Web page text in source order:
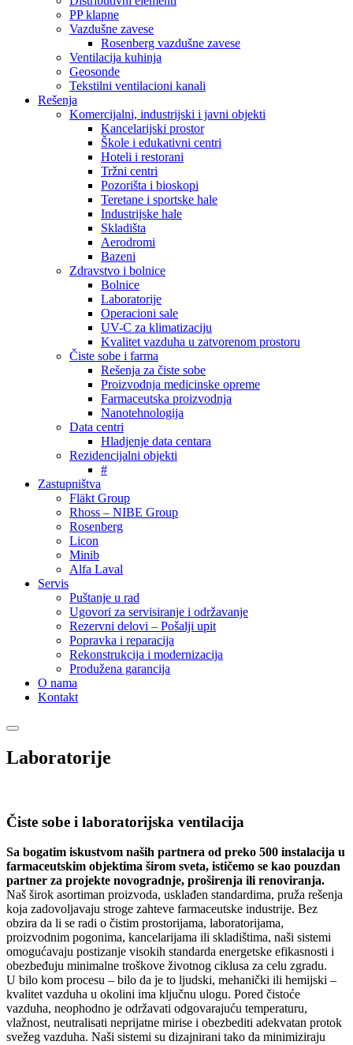
PP klapne
Vazdušne zavese
Rosenberg vazdušne zavese
Ventilacija kuhinja
Geosonde
Tekstilni ventilacioni kanali
Rešenja
Komercijalni, industrijski i javni objekti
Kancelarijski prostor
Škole i edukativni centri
Hoteli i restorani
Tržni centri
Pozorišta i bioskopi
Teretane i sportske hale
Industrijske hale
Skladišta
Aerodromi
Bazeni
Zdravstvo i bolnice
Bolnice
Laboratorije
Operacioni sale
UV-C za klimatizaciju
Kvalitet vazduha u zatvorenom prostoru
Čiste sobe i farma
Rešenja za čiste sobe
Proizvodnja medicinske opreme
Farmaceutska proizvodnja
Nanotehnologija
Data centri
Hladjenje data centara
Rezidencijalni objekti
#
Zastupništva
Fläkt Group
Rhoss – NIBE Group
Rosenberg
Licon
Minib
Alfa Laval
Servis
Puštanje u rad
Ugovori za servisiranje i održavanje
Rezervni delovi – Pošalji upit
Popravka i reparacija
Rekonstrukcija i modernizacija
Produžena garancija
O nama
Kontakt
Laboratorije
Čiste sobe i laboratorijska ventilacija
Sa bogatim iskustvom naših partnera od preko 500 instalacija u
farmaceutskim objektima širom sveta, ističemo se kao pouzdan
partner za projekte novogradnje, proširenja ili renoviranja.
Naš širok asortiman proizvoda, usklađen standardima, pruža rešenja
koja zadovoljavaju stroge zahteve farmaceutske industrije. Bez
obzira da li se radi o čistim prostorijama, laboratorijama,
proizvodnim pogonima, kancelarijama ili skladištima, naši sistemi
omogućavaju postizanje visokih standarda energetske efikasnosti i
obezbeđuju minimalne troškove životnog ciklusa za celu zgradu.
U bilo kom procesu – bilo da je to ljudski, mehanički ili hemijski –
kvalitet vazduha u okolini ima ključnu ulogu. Pored čistoće
vazduha, neophodno je održavati odgovarajuću temperaturu,
vlažnost, neutralisati neprijatne mirise i obezbediti adekvatan protok
svežeg vazduha. Naši sistemi su dizajnirani tako da minimiziraju